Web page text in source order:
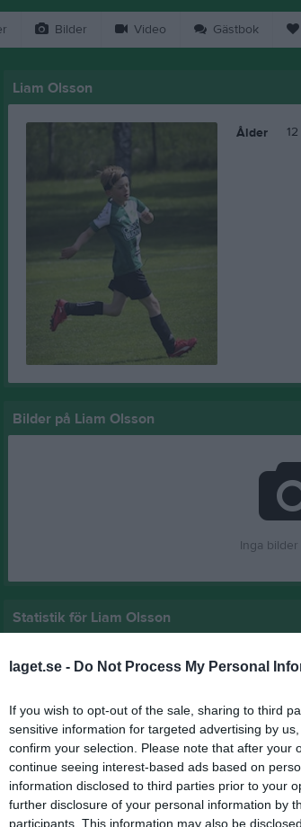
laget.se - Do Not Process My Personal
If you wish to opt-out of the sale, sharing to third
sensitive information for targeted advertising by
confirm your selection. Please note that after your
continue seeing interest-based ads based on
information disclosed to third parties prior to your
further disclosure of your personal information by
participants. This information may also be
Bilder Video Gästbok
Liam Olsson
Ålder 12
Bilder på Liam Olsson
Inga
Statistik för Liam Olsson
Serie/Cup
Poolspel 22/6 Håsten IP
Kungsbacka höstcup 2022
Poolspel 10/9 Grimtunet
Poolspel 25/9 Träslövsläge